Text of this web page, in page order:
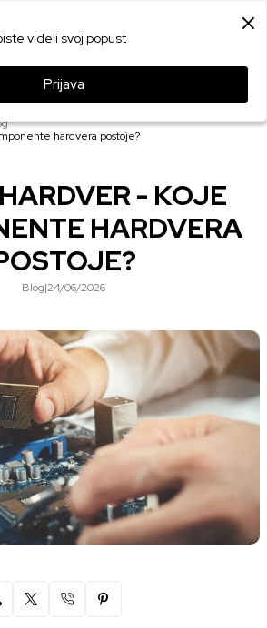
hardvera postoje?
- KOJE
HARDVERA
Blog|24/06/2026
videli svoj popust
Prijava